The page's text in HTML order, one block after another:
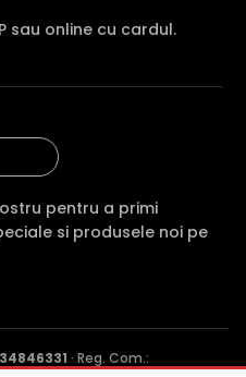
sau online cu cardul.
pentru a primi
si produsele noi pe
· Reg. Com.: